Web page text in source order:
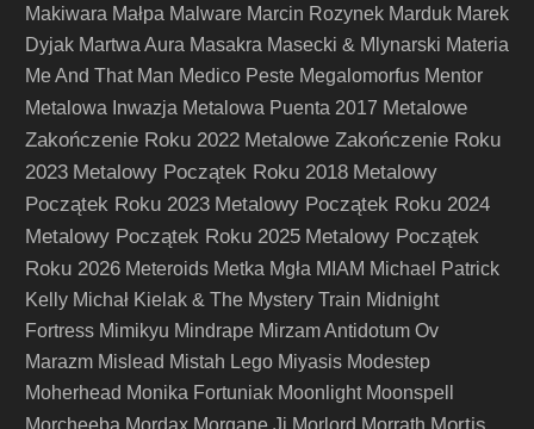
Makiwara Małpa Malware Marcin Rozynek Marduk Marek
Dyjak Martwa Aura Masakra Masecki & Mlynarski Materia
Me And That Man Medico Peste Megalomorfus Mentor
Metalowa Inwazja Metalowa Puenta 2017 Metalowe
Zakończenie Roku 2022 Metalowe Zakończenie Roku
2023 Metalowy Początek Roku 2018 Metalowy
Początek Roku 2023 Metalowy Początek Roku 2024
Metalowy Początek Roku 2025 Metalowy Początek
Roku 2026 Meteroids Metka Mgła MIAM Michael Patrick
Kelly Michał Kielak & The Mystery Train Midnight
Fortress Mimikyu Mindrape Mirzam Antidotum Ov
Marazm Mislead Mistah Lego Miyasis Modestep
Moherhead Monika Fortuniak Moonlight Moonspell
Morcheeba Mordax Morgane Ji Morlord Morrath Mortis